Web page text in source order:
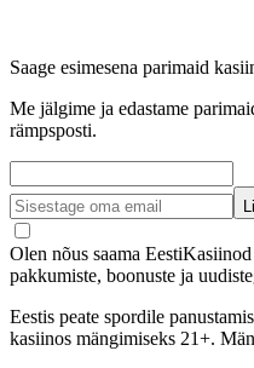
Saage esimesena parimaid
Me jälgime ja edastame
rämpsposti.
Olen nõus saama
pakkumiste, boonuste ja
Eestis peate spordile
kasiinos mängimiseks 21+.